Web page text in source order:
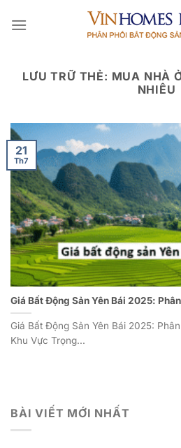
qua
LƯU TRỮ THẺ: MUA NHÀ
NHIÊU
Giá Bất Động Sản Yên Bái 2025:
Giá Bất Động Sản Yên Bái 2025:
Khu Vực Trọng...
21
Th7
BÀI VIẾT MỚI NHẤT